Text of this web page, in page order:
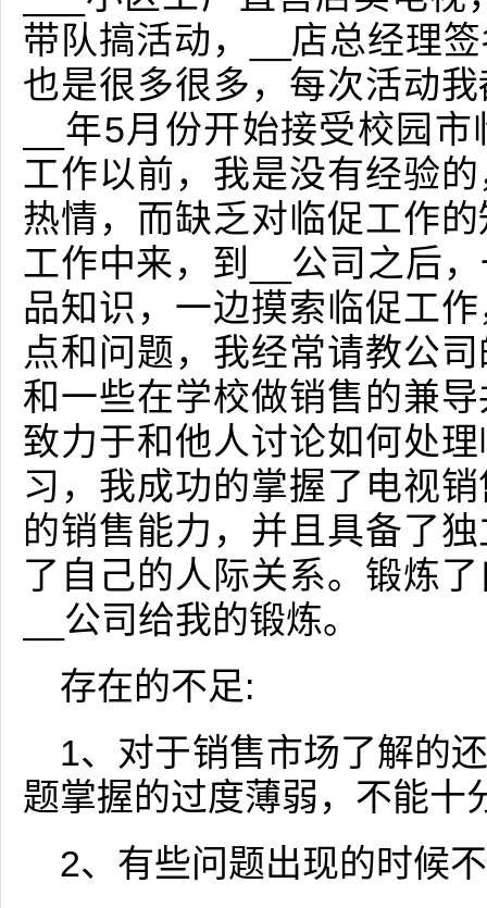
带队搞活动，__店总经理
也是很多很多，每次活动
__年5月份开始接受校园
工作以前，我是没有经验
热情，而缺乏对临促工作
工作中来，到__公司之后
品知识，一边摸索临促工
点和问题，我经常请教公
和一些在学校做销售的兼
致力于和他人讨论如何处
习，我成功的掌握了电视
的销售能力，并且具备了
了自己的人际关系。锻炼
__公司给我的锻炼。
存在的不足:
1、对于销售市场了解的
题掌握的过度薄弱，不能十
2、有些问题出现的时候